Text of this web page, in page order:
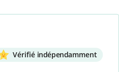
Vérifié indépendamment